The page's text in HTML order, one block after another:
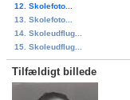
12. Skolefoto...
13. Skolefoto...
14. Skoleudflug...
15. Skoleudflug...
Tilfældigt billede